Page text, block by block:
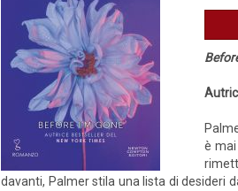
è
davanti, Palmer stila una lista di desideri